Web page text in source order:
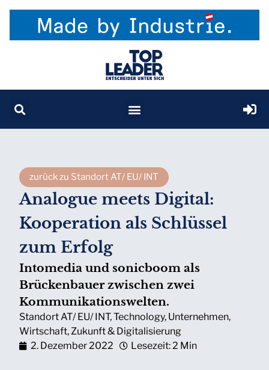
zurück zu Standort AT/ EU/ INT
Analogue meets Digital:
Kooperation als Schlüssel
zum Erfolg
Intomedia und sonicboom als
Brückenbauer zwischen zwei
Kommunikationswelten.
Standort AT/ EU/ INT,Technology, Unternehmen,
Wirtschaft,Zukunft & Digitalisierung
2. Dezember 2022
Lesezeit: 2 Min